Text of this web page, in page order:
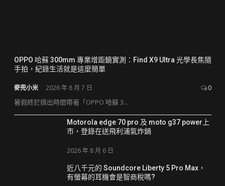
OPPO 哈蘇 300mm 專業增距鏡實測：Find X9 Ultra 光學長焦隨
手拍，紀錄生活就是這麼簡單
麥兜小米 2026 年 8 月 7 日 0
暑假終於擠出時間帶著「OPPO 哈蘇 3...
Motorola edge 70 pro 及 moto g37 power上
市，登錄在送飛利浦氣炸鍋
2026 年 8 月 6 日
近八千元的 Soundcore Liberty 5 Pro Max，
有螢幕的耳機會是智商稅嗎?